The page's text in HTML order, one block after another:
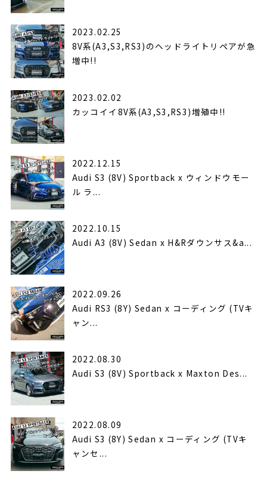
2023.02.25
8V系(A3,S3,RS3)のヘッドライトリペアが急
増中!!
2023.02.02
カッコイイ8V系(A3,S3,RS3)増殖中!!
2022.12.15
Audi S3 (8V) Sportback x ウィンドウモー
ル ラ...
2022.10.15
Audi A3 (8V) Sedan x H&Rダウンサス&a...
2022.09.26
Audi RS3 (8Y) Sedan x コーディング (TVキ
ャン...
2022.08.30
Audi S3 (8V) Sportback x Maxton Des...
2022.08.09
Audi S3 (8Y) Sedan x コーディング (TVキ
ャンセ...